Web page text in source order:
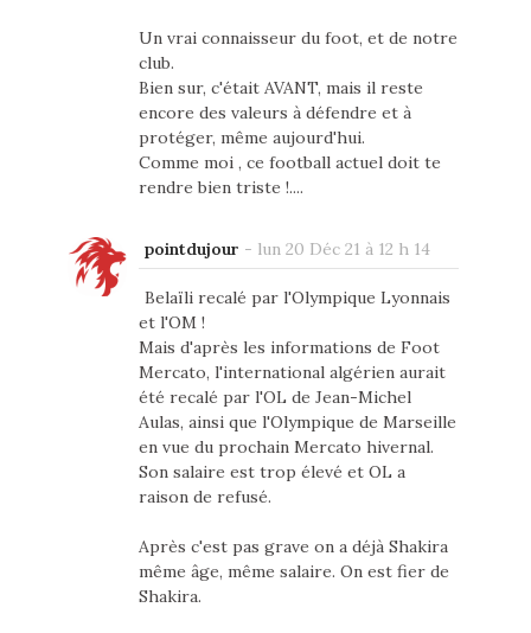
Un vrai connaisseur du foot, et de notre
club.
Bien sur, c'était AVANT, mais il reste
encore des valeurs à défendre et à
protéger, même aujourd'hui.
Comme moi , ce football actuel doit te
rendre bien triste !....
pointdujour - lun 20 Déc 21 à 12 h 14
Belaïli recalé par l'Olympique Lyonnais
et l'OM !
Mais d'après les informations de Foot
Mercato, l'international algérien aurait
été recalé par l'OL de Jean-Michel
Aulas, ainsi que l'Olympique de Marseille
en vue du prochain Mercato hivernal.
Son salaire est trop élevé et OL a
raison de refusé.
Après c'est pas grave on a déjà Shakira
même âge, même salaire. On est fier de
Shakira.